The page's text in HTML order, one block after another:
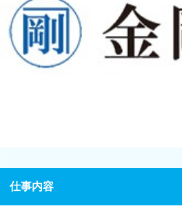
仕事内容